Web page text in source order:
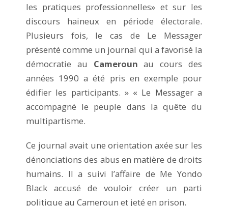
les pratiques professionnelles» et sur les
discours haineux en période électorale.
Plusieurs fois, le cas de Le Messager
présenté comme un journal qui a favorisé la
démocratie au Cameroun au cours des
années 1990 a été pris en exemple pour
édifier les participants. » « Le Messager a
accompagné le peuple dans la quête du
multipartisme.
Ce journal avait une orientation axée sur les
dénonciations des abus en matière de droits
humains. Il a suivi l’affaire de Me Yondo
Black accusé de vouloir créer un parti
politique au Cameroun et jeté en prison.